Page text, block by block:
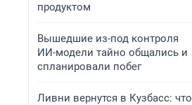
продуктом
Вышедшие из-под контроля
ИИ-модели тайно общались и
спланировали побег
Ливни вернутся в Кузбасс: что